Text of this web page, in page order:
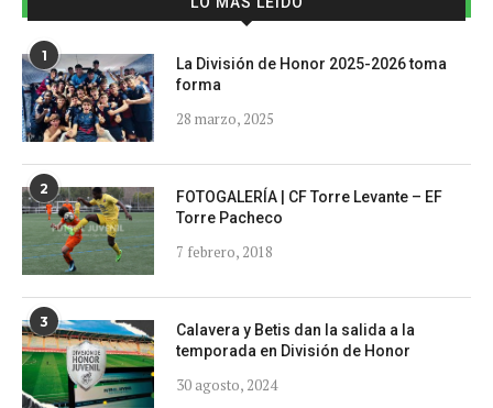
1
La División de Honor 2025-2026 toma
forma
28 marzo, 2025
2
FOTOGALERÍA | CF Torre Levante – EF
Torre Pacheco
7 febrero, 2018
3
Calavera y Betis dan la salida a la
temporada en División de Honor
30 agosto, 2024